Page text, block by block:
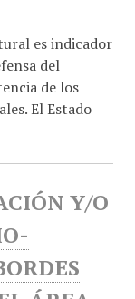
es indicador
del
de los
El Estado
Y/O